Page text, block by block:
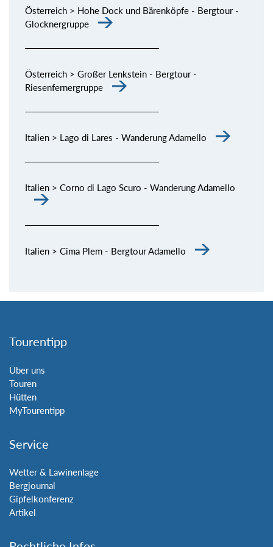
Österreich > Hohe Dock und Bärenköpfe - Bergtour -
Glocknergruppe
Österreich > Großer Lenkstein - Bergtour -
Riesenfernergruppe
Italien > Lago di Lares - Wanderung Adamello
Italien > Corno di Lago Scuro - Wanderung Adamello
Italien > Cima Plem - Bergtour Adamello
Tourentipp
Über uns
Touren
Hütten
MyTourentipp
Service
Wetter & Lawinenlage
Bergjournal
Gipfelkonferenz
Artikel